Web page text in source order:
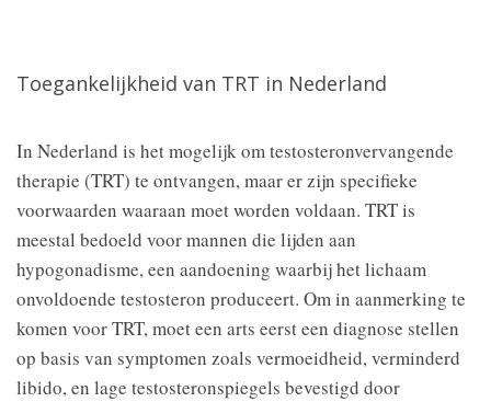
Toegankelijkheid van TRT in Nederland
In Nederland is het mogelijk om testosteronvervangende
therapie (TRT) te ontvangen, maar er zijn specifieke
voorwaarden waaraan moet worden voldaan. TRT is
meestal bedoeld voor mannen die lijden aan
hypogonadisme, een aandoening waarbij het lichaam
onvoldoende testosteron produceert. Om in aanmerking te
komen voor TRT, moet een arts eerst een diagnose stellen
op basis van symptomen zoals vermoeidheid, verminderd
libido, en lage testosteronspiegels bevestigd door